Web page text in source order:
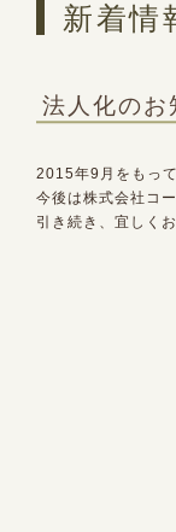
新着情
法人化のお
2015年9月をもっ
今後は株式会社コ
引き続き、宜しく